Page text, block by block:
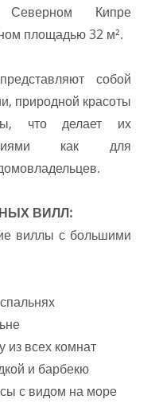
Кипре
площадью 32 м².
собой
природной красоты
что делает их
как для
ВИЛЛ:
виллы с большими
из всех комнат
и барбекю
с видом на море